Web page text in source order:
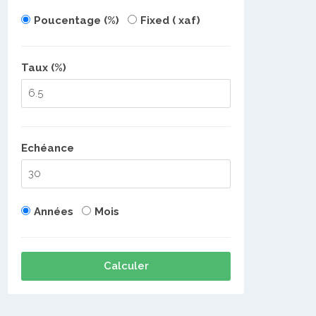
Poucentage (%) Fixed ( xaf)
Taux (%)
Echéance
Années Mois
Calculer